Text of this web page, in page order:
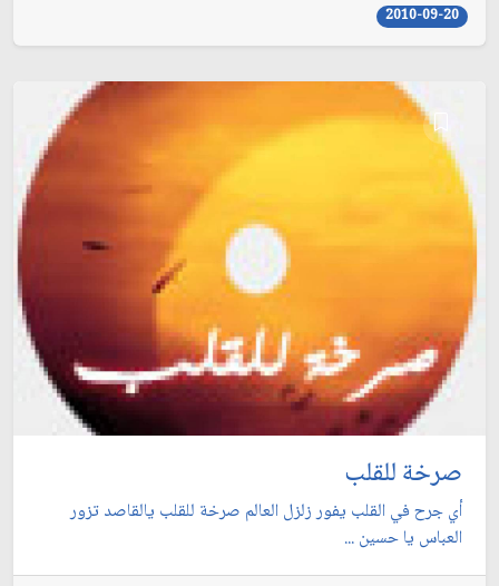
2010-09-20
صرخة للقلب
أي جرح في القلب يفور زلزل العالم صرخة للقلب يالقاصد تزور
العباس يا حسين ...